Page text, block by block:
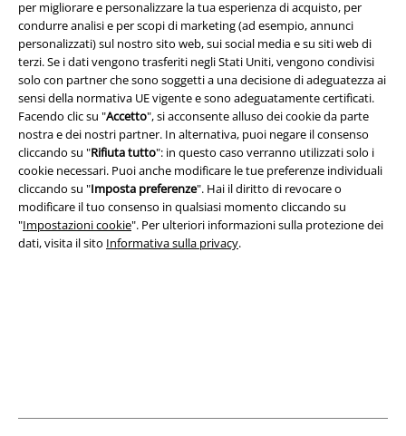
per migliorare e personalizzare la tua esperienza di acquisto, per
condurre analisi e per scopi di marketing (ad esempio, annunci
personalizzati) sul nostro sito web, sui social media e su siti web di
terzi. Se i dati vengono trasferiti negli Stati Uniti, vengono condivisi
solo con partner che sono soggetti a una decisione di adeguatezza ai
sensi della normativa UE vigente e sono adeguatamente certificati.
Facendo clic su "Accetto", si acconsente alluso dei cookie da parte
nostra e dei nostri partner. In alternativa, puoi negare il consenso
cliccando su "Rifiuta tutto": in questo caso verranno utilizzati solo i
cookie necessari. Puoi anche modificare le tue preferenze individuali
cliccando su "Imposta preferenze". Hai il diritto di revocare o
modificare il tuo consenso in qualsiasi momento cliccando su
"Impostazioni cookie". Per ulteriori informazioni sulla protezione dei
dati, visita il sito Informativa sulla privacy.
Termini & Condizioni
Redazione
Legge sulla Privacy
Smaltimento rifiuti e protezione dell’ambiente
Dichiarazione di Conformità
Informazioni sull'accessibilità